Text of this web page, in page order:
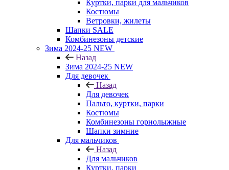
Куртки, парки для мальчиков
Костюмы
Ветровки, жилеты
Шапки SALE
Комбинезоны детские
Зима 2024-25 NEW
Назад
Зима 2024-25 NEW
Для девочек
Назад
Для девочек
Пальто, куртки, парки
Костюмы
Комбинезоны горнолыжные
Шапки зимние
Для мальчиков
Назад
Для мальчиков
Куртки, парки